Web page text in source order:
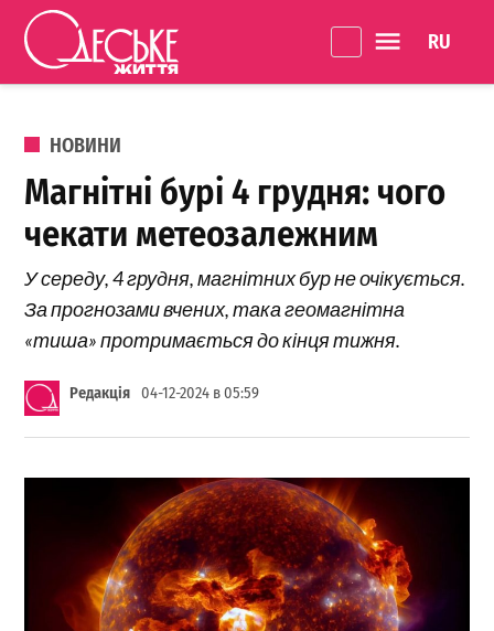
Перейти до вмісту
Життя
ОПУБЛІКОВАНО В
НОВИНИ
Магнітні бурі 4 грудня: чого
чекати метеозалежним
У середу, 4 грудня, магнітних бур не очікується.
За прогнозами вчених, така геомагнітна
«тиша» протримається до кінця тижня.
Редакція 04-12-2024 в 05:59